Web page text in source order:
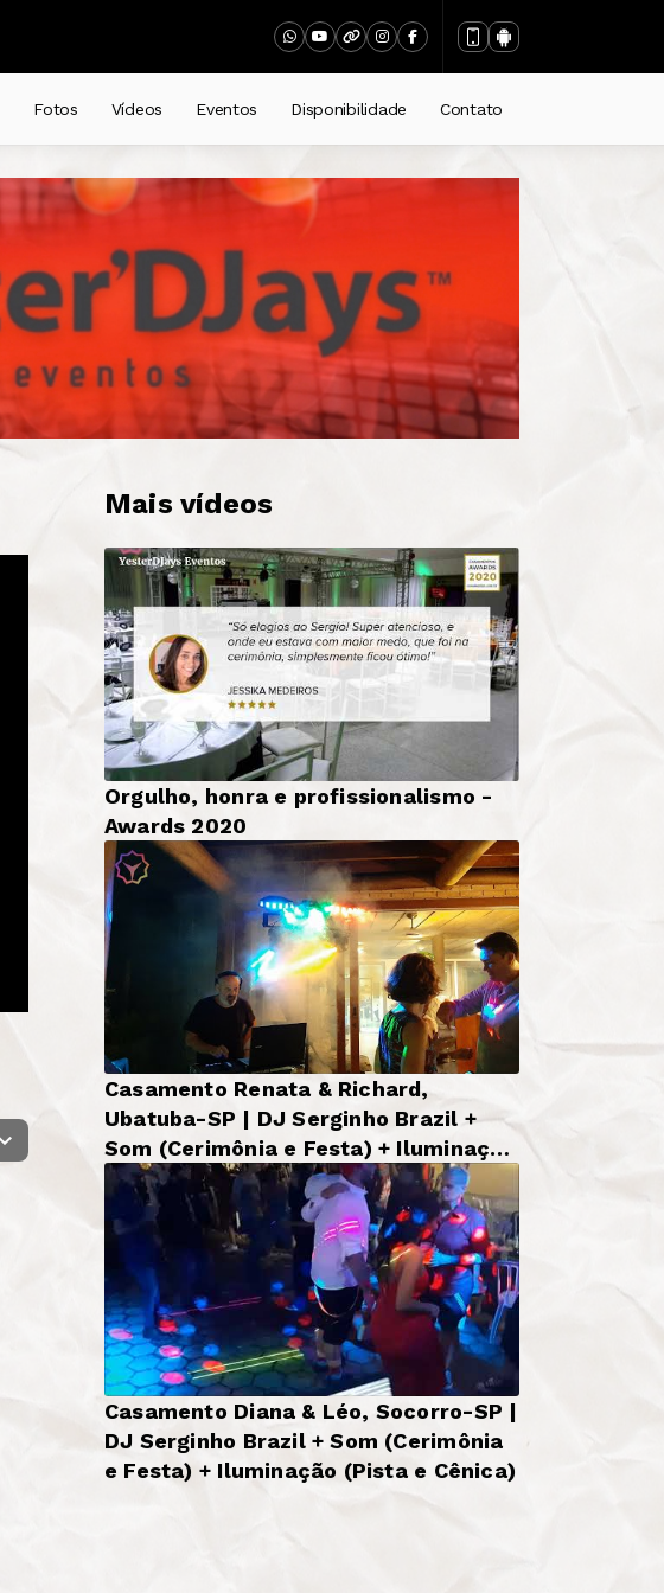
Fotos Vídeos Eventos Disponibilidade Contato
Mais vídeos
Orgulho, honra e profissionalismo -
Awards 2020
Casamento Renata & Richard,
Ubatuba-SP | DJ Serginho Brazil +
Som (Cerimônia e Festa) + Iluminação
Básica
Casamento Diana & Léo, Socorro-SP |
DJ Serginho Brazil + Som (Cerimônia
e Festa) + Iluminação (Pista e Cênica)